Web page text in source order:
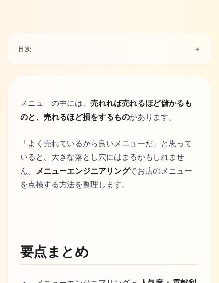
目次
メニューの中には、 売れれば売れるほど儲かるも
のと、売れるほど損をするものがあります。
「よく売れているから良いメニューだ」と思って
いると、大きな落とし穴にはまるかもしれませ
ん。
メニューエンジニアリングでお店のメニュー
を点検する方法を整理します。
要点まとめ